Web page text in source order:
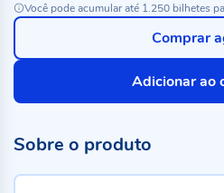
Você pode acumular até 1.250 bilhetes
Adicionar ao
Comprar
Sobre o produto